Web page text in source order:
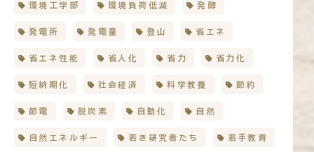
環境工学部 環境負荷低減 発酵
発電所 発電量 登山 省エネ
省エネ性能 省人化 省力 省力化
短納期化 社会経済 科学教養 節約
節電 脱炭素 自動化 自然
自然エネルギー 若き研究者たち 若手教育